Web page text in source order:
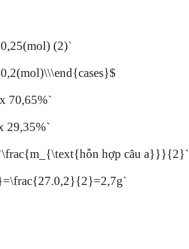
(2)`
70,65%`
29,35%`
hợp câu a}}}{2}`